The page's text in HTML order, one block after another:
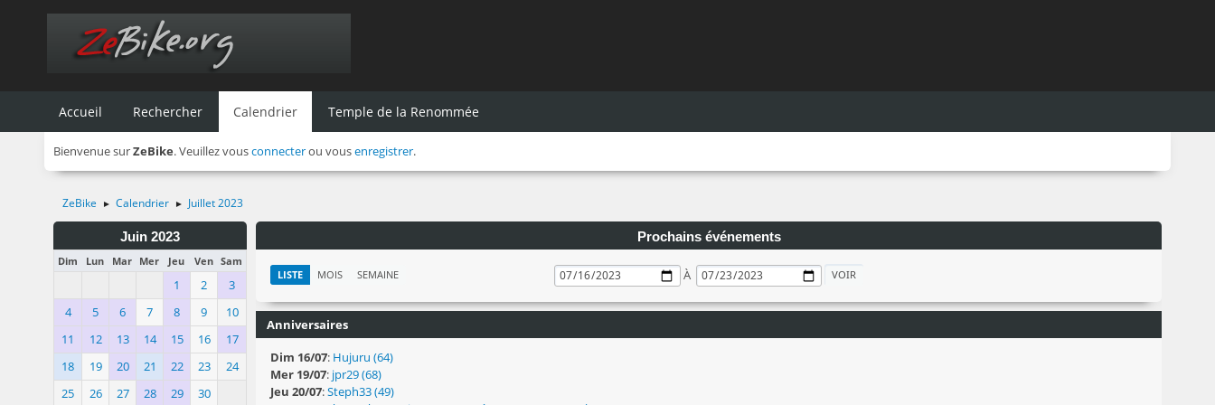
Accueil Rechercher Calendrier Temple de la Renommée
Bienvenue surZeBike. Veuillez vousconnecterou vousenregistrer.
ZeBike ► Calendrier ► Juillet 2023
Juin 2023
Dim Lun Mar Mer Jeu Ven Sam
1 2
3
4
5 6 7 8 9
10
11
12 13 14 15 16
17
18
19 20 21 22 23
24
25
26 27 28 29 30
Prochains événements
LISTE MOIS SEMAINE À
Anniversaires
Dim 16/07: Hujuru (64)
Mer 19/07: jpr29 (68)
Jeu 20/07:Steph33 (49)